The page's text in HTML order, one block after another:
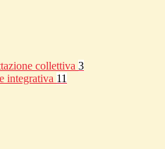
collettiva 3
integrativa 11